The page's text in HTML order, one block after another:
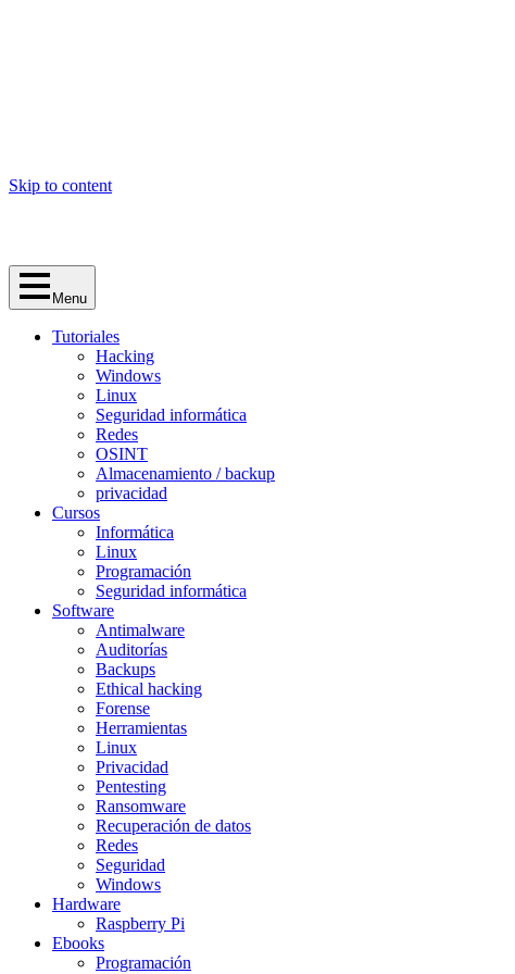
Skip to content
Menu
Tutoriales
Hacking
Windows
Linux
Seguridad informática
Redes
OSINT
Almacenamiento / backup
privacidad
Cursos
Informática
Linux
Programación
Seguridad informática
Software
Antimalware
Auditorías
Backups
Ethical hacking
Forense
Herramientas
Linux
Privacidad
Pentesting
Ransomware
Recuperación de datos
Redes
Seguridad
Windows
Hardware
Raspberry Pi
Ebooks
Programación